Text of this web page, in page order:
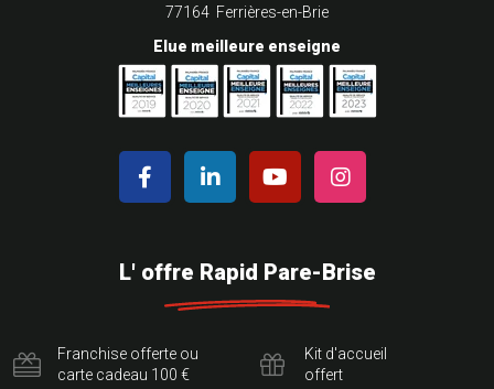
77164 Ferrières-en-Brie
Elue meilleure enseigne
L' offre Rapid Pare-Brise
Franchise offerte ou
carte cadeau 100 €
Kit d'accueil
offert